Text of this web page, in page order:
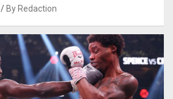
By Redaction